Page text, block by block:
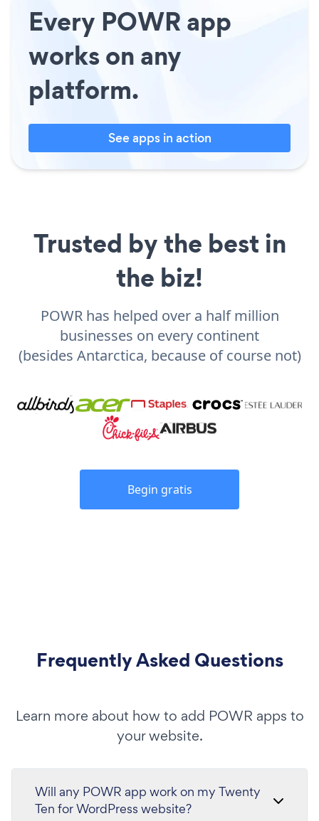
Every POWR app
works on any
platform.
See apps in action
Trusted by the best in
the biz!
POWR has helped over a half million
businesses on every continent
(besides Antarctica, because of course not)
Begin gratis
Frequently Asked Questions
Learn more about how to add POWR apps to
your website.
Will any POWR app work on my Twenty
Ten for WordPress website?